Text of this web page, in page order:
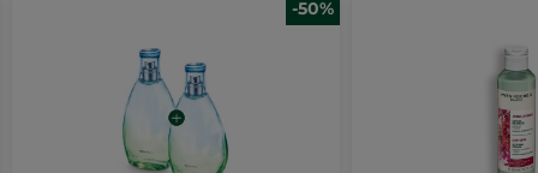
-50%